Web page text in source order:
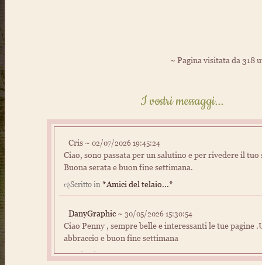
~ Pagina visitata da 318
I vostri messaggi...
Cris ~ 02/07/2026 19:45:24
Ciao, sono passata per un salutino e per rivedere il tuo
Buona serata e buon fine settimana.
ૡScritto in *Amici del telaio...*
DanyGraphic ~ 30/05/2026 15:30:54
Ciao Penny , sempre belle e interessanti le tue pagine
abbraccio e buon fine settimana
ૡScritto inHome